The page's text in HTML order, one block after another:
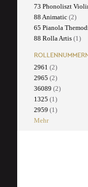
73 Phonoliszt
88 Animatic (2)
65 Pianola
88 Rolla Artis (1)
2961 (2)
2965 (2)
36089 (2)
1325 (1)
2959 (1)
Mehr